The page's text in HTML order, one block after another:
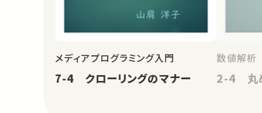
メディアプログラミング入門
7-4 クローリングのマナー
数値解析
2-4 丸